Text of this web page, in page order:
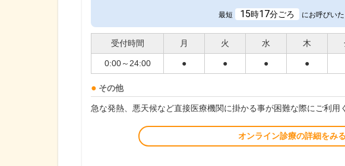
最短 15時17分ごろ にお呼びい
受付時間 月 火 水 木
0:00～24:00 ● ● ● ●
その他
急な発熱、悪天候など直接医療機関に掛かる事が困難な際にご利用
オンライン診療の詳細をみる